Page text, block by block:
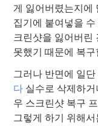
게 잃어버렸는지에
집기에 붙여넣을
크린샷을 잃어버린
못했기 때문에 복
그러나 반면에 일
다 실수로 삭제하
우 스크린샷 복구
그렇게 하기 위해